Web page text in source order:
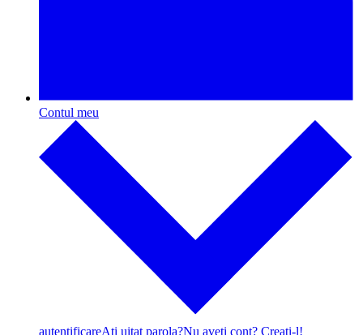
Contul meu
autentificareAți uitat parola?Nu aveți cont? Creați-l!